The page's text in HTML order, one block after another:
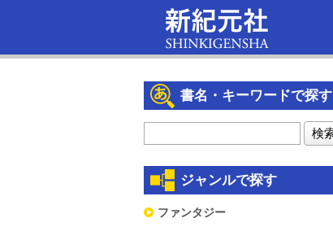
書名・キーワードで探す
ジャンルで探す
ファンタジー